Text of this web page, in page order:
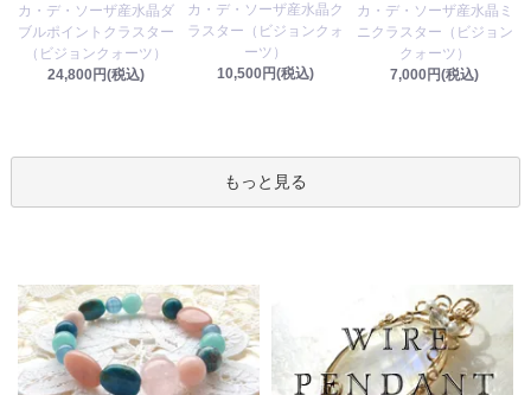
カ・デ・ソーザ産水晶ダ
ブルポイントクラスター
（ビジョンクォーツ）
24,800円(税込)
カ・デ・ソーザ産水晶ク
ラスター（ビジョンクォ
ーツ）
10,500円(税込)
カ・デ・ソーザ産水晶ミ
ニクラスター（ビジョン
クォーツ）
7,000円(税込)
もっと見る